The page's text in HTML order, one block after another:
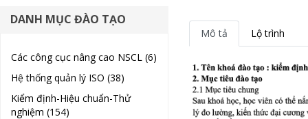
DANH MỤC ĐÀO TẠO
Các công cục nâng cao NSCL (6)
Hệ thống quản lý ISO (38)
Kiểm định-Hiệu chuẩn-Thử
nghiệm (154)
Mô tả Lộ trình